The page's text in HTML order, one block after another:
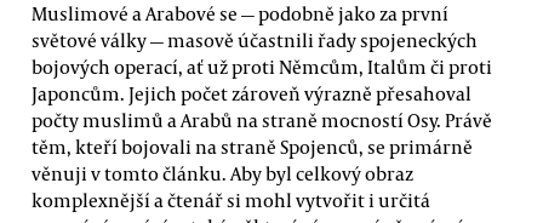
Muslimové a Arabové se — podobně jako za první
světové války — masově účastnili řady spojeneckých
bojových operací, ať už proti Němcům, Italům či proti
Japoncům. Jejich počet zároveň výrazně přesahoval
počty muslimů a Arabů na straně mocností Osy. Právě
těm, kteří bojovali na straně Spojenců, se primárně
věnuji v tomto článku. Aby byl celkový obraz
komplexnější a čtenář si mohl vytvořit i určitá